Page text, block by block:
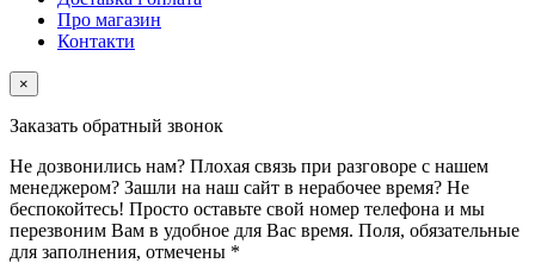
Про магазин
Контакти
×
Заказать обратный звонок
Не дозвонились нам? Плохая связь при разговоре с нашем
менеджером? Зашли на наш сайт в нерабочее время? Не
беспокойтесь! Просто оставьте свой номер телефона и мы
перезвоним Вам в удобное для Вас время. Поля, обязательные
для заполнения, отмечены *